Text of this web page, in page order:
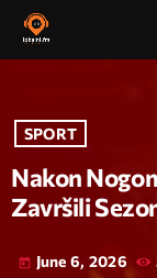
SPORT
Nakon
Završili
today June 6, 2026